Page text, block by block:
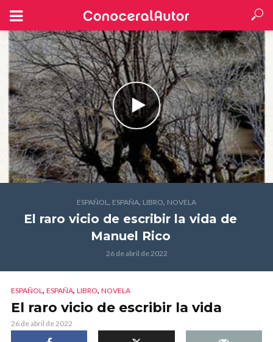
ESPAÑOL, ESPAÑA, LIBRO, NOVELA
El raro vicio de escribir la vida de
Manuel Rico
26 de abril de 2022
ESPAÑOL, ESPAÑA, LIBRO, NOVELA
El raro vicio de escribir la vida
26 de abril de 2022